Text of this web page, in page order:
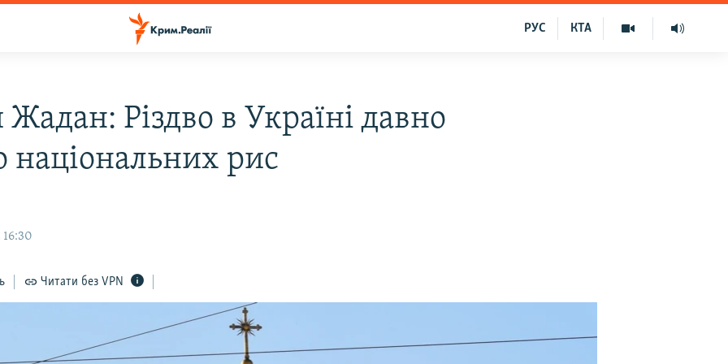
КТА
РУС
Жадан: Різдво в Україні давно
національних рис
16:30
Читати без VPN